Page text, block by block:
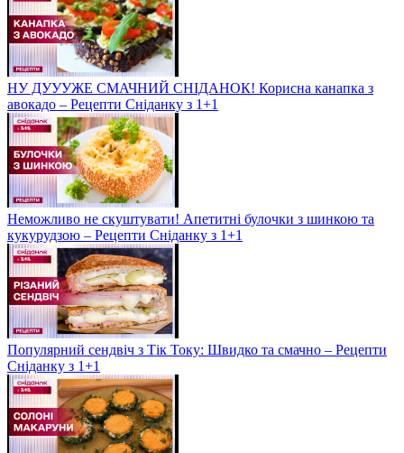
НУ ДУУУЖЕ СМАЧНИЙ СНІДАНОК! Корисна канапка з
авокадо – Рецепти Сніданку з 1+1
Неможливо не скуштувати! Апетитні булочки з шинкою та
кукурудзою – Рецепти Сніданку з 1+1
Популярний сендвіч з Тік Току: Швидко та смачно – Рецепти
Сніданку з 1+1